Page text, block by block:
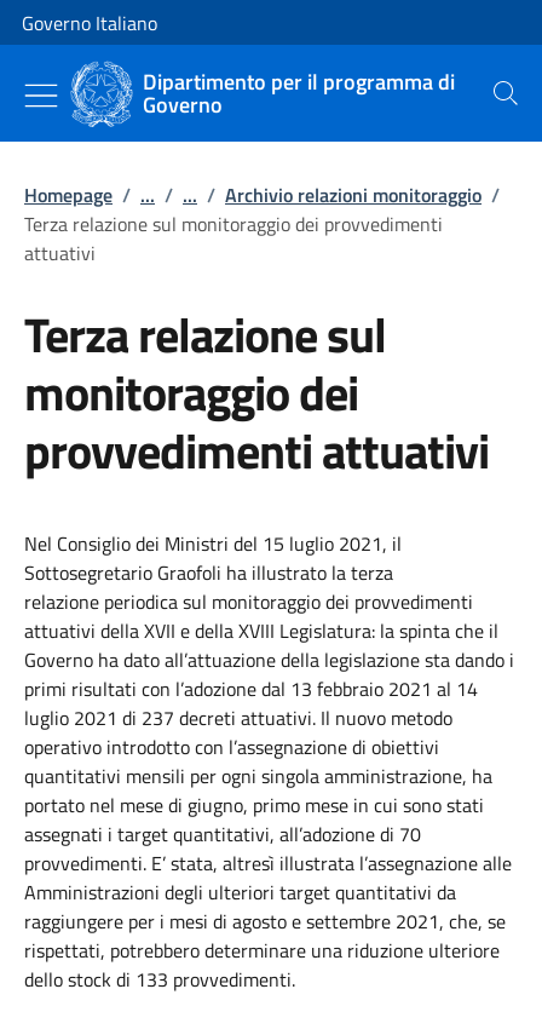
Vai al contenuto
Vai alla navigazione del sito
Governo Italiano
Dipartimento per il programma di
Governo Cerca
Homepage / ... / ... / Archivio relazioni monitoraggio /
Terza relazione sul monitoraggio dei provvedimenti
attuativi
Terza relazione sul
monitoraggio dei
provvedimenti attuativi
Nel Consiglio dei Ministri del 15 luglio 2021, il
Sottosegretario Graofoli ha illustrato laterza
relazione periodica sul monitoraggio dei provvedimenti
attuativi della XVII e della XVIII Legislatura: la spinta che il
Governo ha dato all’attuazione della legislazione sta dando i
primi risultati con l’adozione dal 13 febbraio 2021 al 14
luglio 2021 di 237 decreti attuativi. Il nuovo metodo
operativo introdotto con l’assegnazione di obiettivi
quantitativi mensili per ogni singola amministrazione, ha
portato nel mese di giugno, primo mese in cui sono stati
assegnati i target quantitativi, all’adozione di 70
provvedimenti. E’ stata, altresì illustrata l’assegnazione alle
Amministrazioni degli ulteriori target quantitativi da
raggiungere per i mesi di agosto e settembre 2021, che, se
rispettati, potrebbero determinare una riduzione ulteriore
dello stock di 133 provvedimenti.